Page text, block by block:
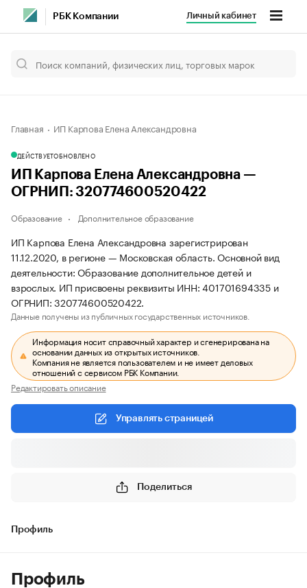
РБК Компании Личный кабинет
Главная ИП Карпова Елена Александровна
ДЕЙСТВУЕТОБНОВЛЕНО
ИП Карпова Елена Александровна —
ОГРНИП: 320774600520422
Образование Дополнительное образование
ИП Карпова Елена Александровна зарегистрирован
11.12.2020, в регионе — Московская область. Основной вид
деятельности: Образование дополнительное детей и
взрослых. ИП присвоены реквизиты ИНН: 401701694335 и
ОГРНИП: 320774600520422.
Данные получены из публичных государственных источников.
Информация носит справочный характер и сгенерирована на
основании данных из открытых источников.
Компания не является пользователем и не имеет деловых
отношений с сервисом РБК Компании.
Редактировать описание
Управлять страницей
Поделиться
Профиль
Профиль